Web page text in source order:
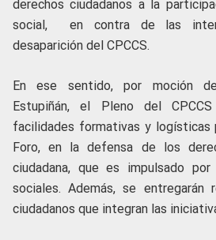
derechos ciudadanos a la
social, en contra de las
desaparición del CPCCS.
En ese sentido, por moción
Estupiñán, el Pleno del
facilidades formativas y logísticas
Foro, en la defensa de los
ciudadana, que es impulsado por
sociales. Además, se entregarán
ciudadanos que integran las